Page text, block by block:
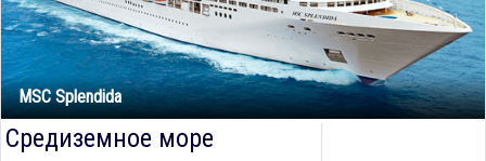
MSC Splendida
Средиземное море